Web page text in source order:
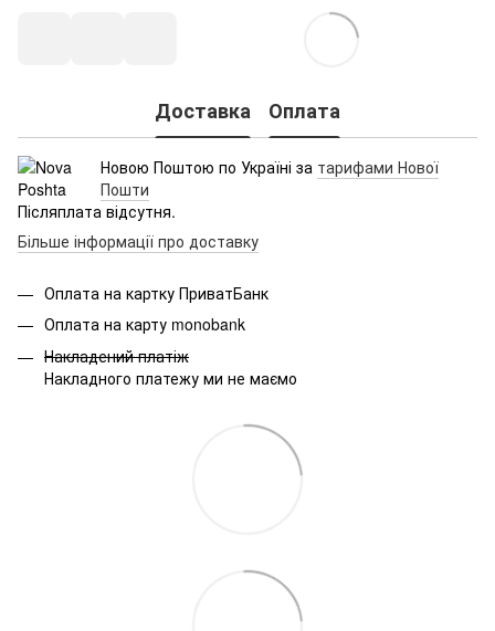
Доставка Оплата
Новою Поштою по Україні за тарифами Нової
Пошти
Післяплата відсутня.
Більше інформації про доставку
Оплата на картку ПриватБанк
Оплата на карту monobank
Накладений платіж
Накладного платежу ми не маємо